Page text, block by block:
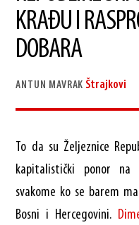
KRAĐU I
DOBARA
ANTUN MAVRAK Štrajkovi
To da su Željeznice
kapitalistički ponor
svakome ko se barem
Bosni i Hercegovini.